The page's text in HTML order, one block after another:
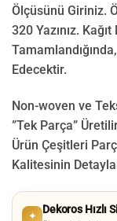
Ölçüsünü Giriniz.
320 Yazınız.
Edecektir.
Non-woven ve
”Tek Parça”
Ürün Çeşitleri
Kalitesinin
✦
Dekoros Hızlı